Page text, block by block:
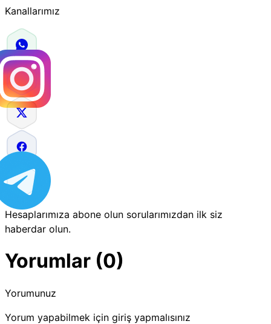
Kanallarımız
Hesaplarımıza abone olun sorularımızdan ilk siz
haberdar olun.
Yorumlar (0)
Yorumunuz
Yorum yapabilmek için giriş yapmalısınız